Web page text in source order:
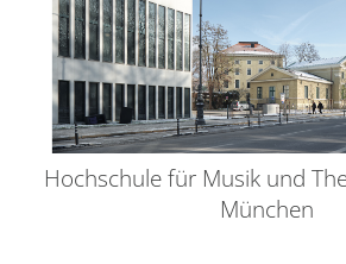
Hochschule für Musik und
München